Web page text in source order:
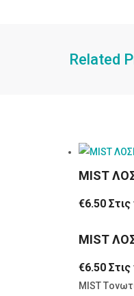
Related
MIST
€6.50
MIST
€6.50
MIST